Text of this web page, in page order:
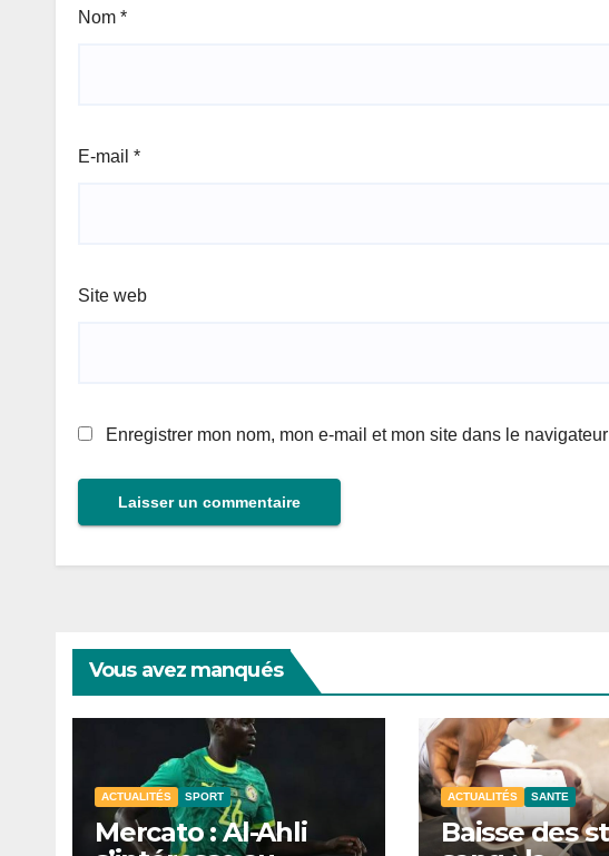
Nom *
E-mail *
Site web
Enregistrer mon nom, mon e-mail et mon site dans le
Vous avez manqués
ACTUALITÉS SPORT
Mercato : Al-Ahli
ACTUALITÉS SANTE
Baisse des